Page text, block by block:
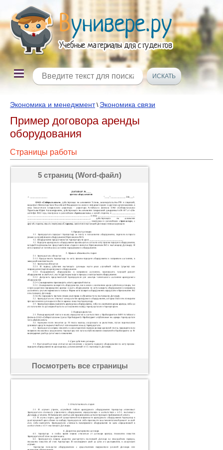
Экономика и менеджмент\ Экономика связи
Пример договора аренды
оборудования
Страницы работы
5 страниц (Word-файл)
Посмотреть все страницы